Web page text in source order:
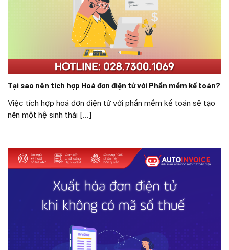
Tại sao nên tích hợp Hoá đơn điện tử với Phần mềm kế toán?
Việc tích hợp hoá đơn điện tử với phần mềm kế toán sẽ tạo
nên một hệ sinh thái [...]